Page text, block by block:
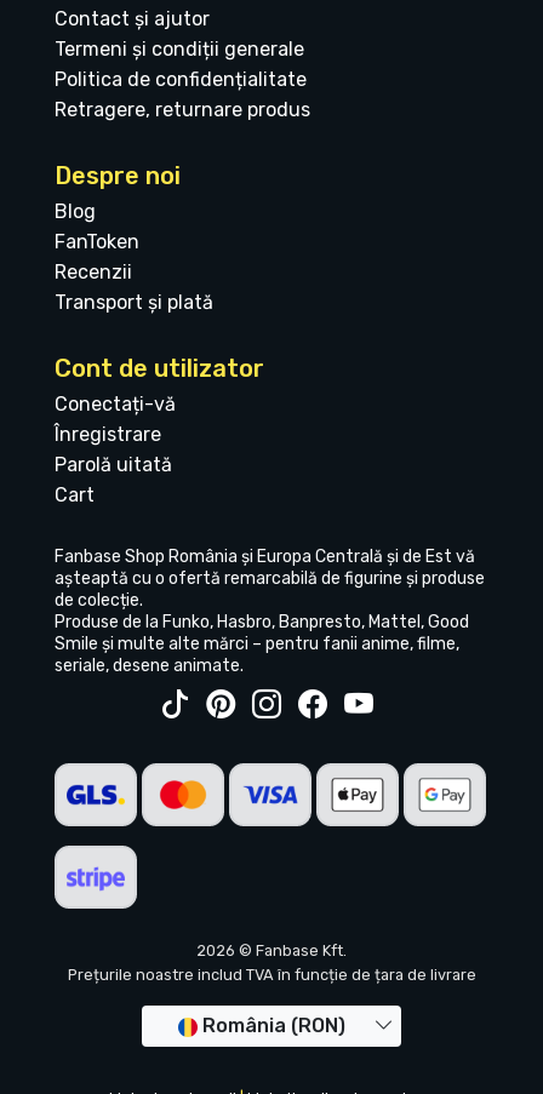
Contact și ajutor
Termeni și condiții generale
Politica de confidențialitate
Retragere, returnare produs
Despre noi
Blog
FanToken
Recenzii
Transport și plată
Cont de utilizator
Conectați-vă
Înregistrare
Parolă uitată
Cart
Fanbase Shop România și Europa Centrală și de Est vă
așteaptă cu o ofertă remarcabilă de figurine și produse
de colecție.
Produse de la Funko, Hasbro, Banpresto, Mattel, Good
Smile și multe alte mărci – pentru fanii anime, filme,
seriale, desene animate.
2026 © Fanbase Kft.
Prețurile noastre includ TVA în funcție de țara de livrare
România (RON)